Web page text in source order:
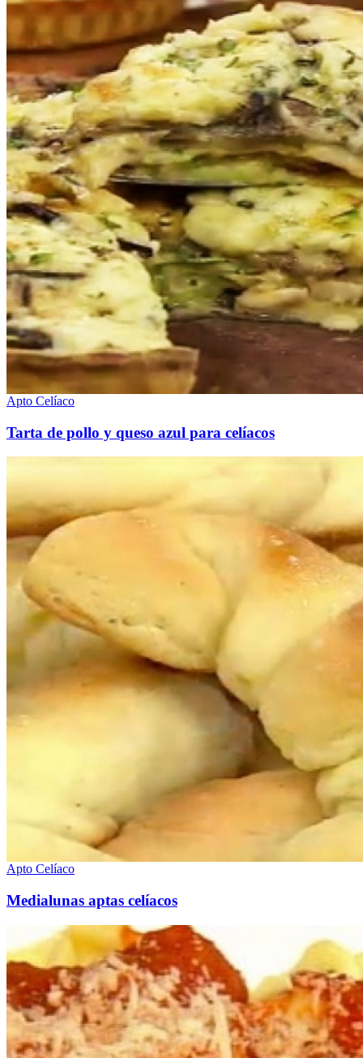
Apto Celíaco
Tarta de pollo y queso azul para celíacos
Apto Celíaco
Medialunas aptas celíacos